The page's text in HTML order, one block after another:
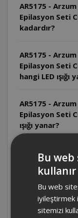
AR5175 -
Epilasyon Seti
kadardır?
AR5175 -
Epilasyon Seti
hangi LED ışığı
AR5175 -
Epilasyon Seti
ışığı yanar?
AR5175 -
Epilasyon Seti
uygundur?
AR5175 -
Epilasyon Seti
Bu
kullanır
Bu web
iyileştirmek
sitemizi